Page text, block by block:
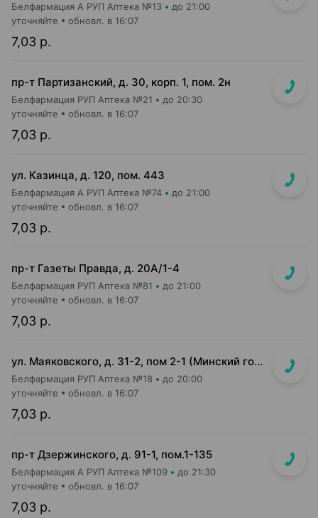
Белфармация А РУП Аптека №13 до 21:00
7,03 р.
уточняйте обновл. в 16:07
пр-т Партизанский, д. 30, корп. 1, пом. 2н
Белфармация РУП Аптека №21 до 20:30
7,03 р.
уточняйте обновл. в 16:07
ул. Казинца, д. 120, пом. 443
Белфармация А РУП Аптека №74 до 21:00
7,03 р.
уточняйте обновл. в 16:07
пр-т Газеты Правда, д. 20A/1-4
Белфармация РУП Аптека №81 до 21:00
7,03 р.
уточняйте обновл. в 16:07
ул. Маяковского, д. 31-2, пом 2-1 (Минский гор. эндокринологический диспансер)
Белфармация РУП Аптека №18 до 20:00
7,03 р.
уточняйте обновл. в 16:07
пр-т Дзержинского, д. 91-1, пом.1-135
Белфармация А РУП Аптека №109 до 21:30
7,03 р.
уточняйте обновл. в 16:07